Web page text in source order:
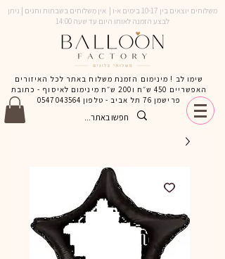
משלוחים יוצאים בין 10-17 בימים א-ו | אין משלוחים בשבתות וחגים | ניתן
לבצע הזמנה לאותו היום עד שעה 14:00
שימו לב ! מינימום הזמנת משלוח באתר לכל האיזורים
האפשריים 450 ש״ח ו200 ש״ח מינימום לאיסוף - כתובת
פרישמן 76 תל אביב - טלפון
0547043564